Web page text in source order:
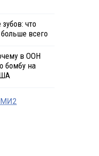
что
всего
в ООН
бомбу на